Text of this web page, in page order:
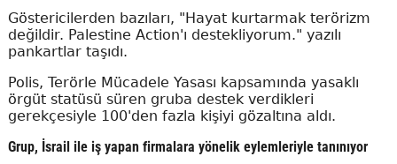
Göstericilerden bazıları, "Hayat kurtarmak terörizm
değildir. Palestine Action'ı destekliyorum." yazılı
pankartlar taşıdı.
Polis, Terörle Mücadele Yasası kapsamında yasaklı
örgüt statüsü süren gruba destek verdikleri
gerekçesiyle 100'den fazla kişiyi gözaltına aldı.
Grup, İsrail ile iş yapan firmalara yönelik eylemleriyle tanınıyor